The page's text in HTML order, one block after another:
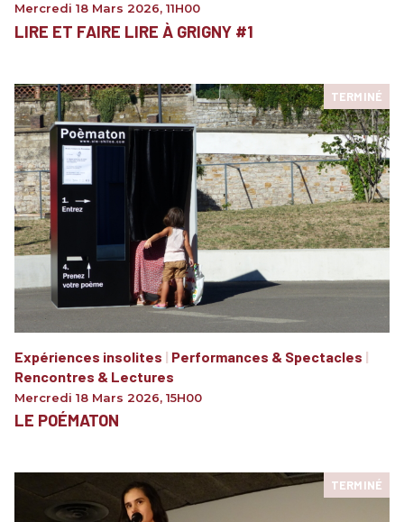
Mercredi 18 Mars 2026, 11H00
LIRE ET FAIRE LIRE À GRIGNY #1
TERMINÉ
Expériences insolites | Performances & Spectacles |
Rencontres & Lectures
Mercredi 18 Mars 2026, 15H00
LE POÉMATON
TERMINÉ